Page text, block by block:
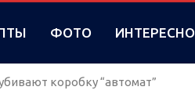
ФОТО ИНТЕРЕСНО
коробку “автомат”